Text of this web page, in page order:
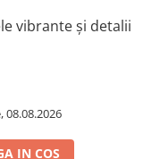
vibrante și detalii
08.08.2026
IN COS